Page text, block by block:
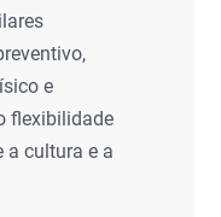
e
flexibilidade
a cultura e a